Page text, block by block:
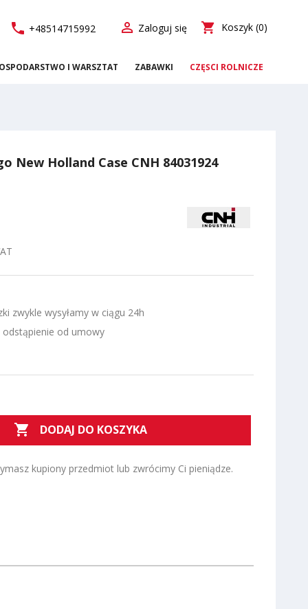
call +48514715992  Zaloguj się shopping_cart Koszyk (0)
I WARSZTAT ZABAWKI CZĘŚCI ROLNICZE
New Holland Case CNH 84031924
zwykle wysyłamy w ciągu 24h
od umowy
 DODAJ DO KOSZYKA
kupiony przedmiot lub zwrócimy Ci pieniądze.